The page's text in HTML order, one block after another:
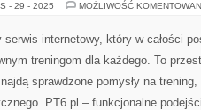
- 29 - 2025 MOŻLIWOŚĆ
serwis internetowy, który w całości
treningom dla każdego. To
sprawdzone pomysły na
PT6.pl – funkcjonalne